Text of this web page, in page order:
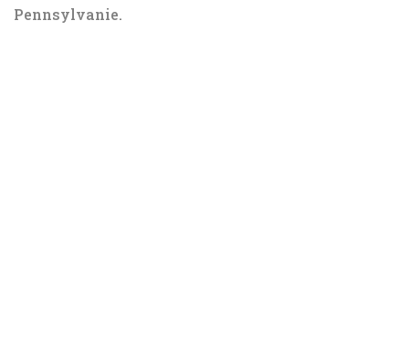
Pennsylvanie.